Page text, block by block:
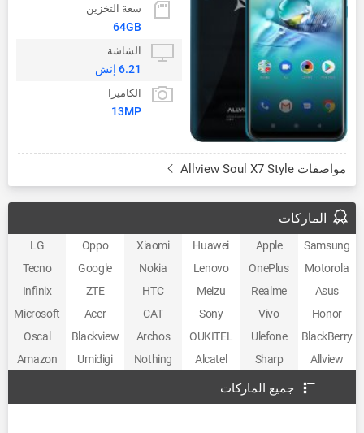
سعة التخزين
64GB
الشاشة
6.21 إنش
الكاميرا
13MP
مواصفات Allview Soul X7 Style
الماركات
Samsung
Apple
Huawei
Xiaomi
Oppo
LG
Motorola
OnePlus
Lenovo
Nokia
Google
Tecno
Asus
Realme
Meizu
HTC
ZTE
Infinix
Honor
Vivo
Sony
CAT
Acer
Microsoft
BlackBerry
Ulefone
OUKITEL
Archos
Blackview
Oscal
Allview
Sharp
Alcatel
Nothing
Umidigi
Amazon
جميع الماركات